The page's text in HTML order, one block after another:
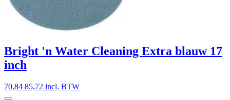
Bright 'n Water Cleaning Extra blauw 17
inch
70,84 85,72 incl. BTW